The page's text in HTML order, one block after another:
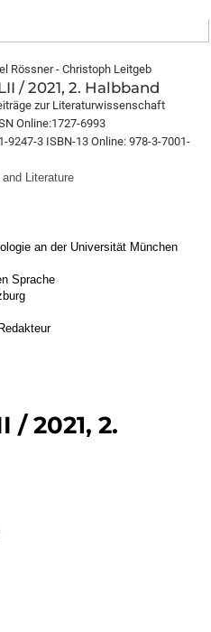
Rössner - Christoph Leitgeb
/ 2021, 2. Halbband
zur Literaturwissenschaft
Online:1727-6993
9247-3 ISBN-13 Online: 978-3-7001-
and Literature
an der Universität München
Sprache
/ 2021, 2.